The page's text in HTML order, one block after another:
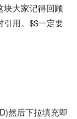
块大家记得回顾
引用。$$一定要
然后下拉填充即